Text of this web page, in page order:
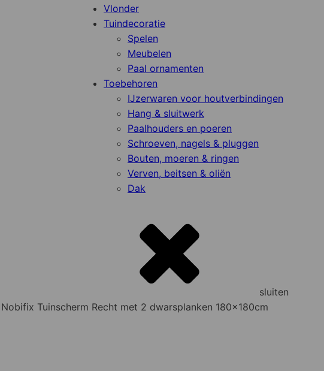
Vlonder
Tuindecoratie
Spelen
Meubelen
Paal ornamenten
Toebehoren
IJzerwaren voor houtverbindingen
Hang & sluitwerk
Paalhouders en poeren
Schroeven, nagels & pluggen
Bouten, moeren & ringen
Verven, beitsen & oliën
Dak
sluiten
Tuinscherm Recht met 2 dwarsplanken 180x180cm